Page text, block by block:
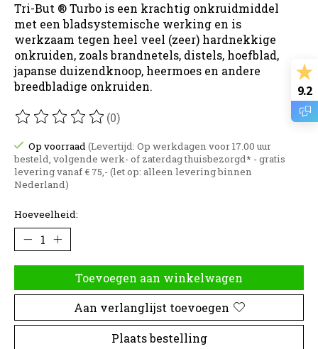
Tri-But ® Turbo is een krachtig onkruidmiddel
met een bladsystemische werking en is
werkzaam tegen heel veel (zeer) hardnekkige
onkruiden, zoals brandnetels, distels, hoefblad,
japanse duizendknoop, heermoes en andere
breedbladige onkruiden.
De beoordeling van dit product is
(0)
Op voorraad (Levertijd: Op werkdagen voor 17.00 uur
besteld, volgende werk- of zaterdag thuisbezorgd* - gratis
levering vanaf € 75,- (let op: alleen levering binnen
Nederland)
Hoeveelheid:
Toevoegen aan winkelwagen
Aan verlanglijst toevoegen
Plaats bestelling
9.2